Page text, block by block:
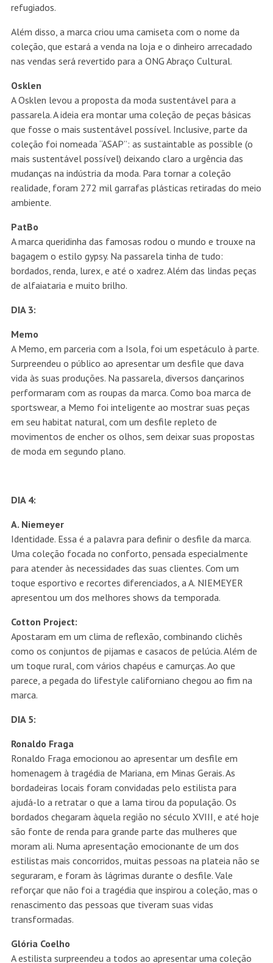
refugiados.
Além disso, a marca criou uma camiseta com o nome da
coleção, que estará a venda na loja e o dinheiro arrecadado
nas vendas será revertido para a ONG Abraço Cultural.
Osklen
A Osklen levou a proposta da moda sustentável para a
passarela. A ideia era montar uma coleção de peças básicas
que fosse o mais sustentável possível. Inclusive, parte da
coleção foi nomeada “ASAP”: as sustaintable as possible (o
mais sustentável possível) deixando claro a urgência das
mudanças na indústria da moda. Para tornar a coleção
realidade, foram 272 mil garrafas plásticas retiradas do meio
ambiente.
PatBo
A marca queridinha das famosas rodou o mundo e trouxe na
bagagem o estilo gypsy. Na passarela tinha de tudo:
bordados, renda, lurex, e até o xadrez. Além das lindas peças
de alfaiataria e muito brilho.
DIA 3:
Memo
A Memo, em parceria com a Isola, foi um espetáculo à parte.
Surpreendeu o público ao apresentar um desfile que dava
vida às suas produções. Na passarela, diversos dançarinos
performaram com as roupas da marca. Como boa marca de
sportswear, a Memo foi inteligente ao mostrar suas peças
em seu habitat natural, com um desfile repleto de
movimentos de encher os olhos, sem deixar suas propostas
de moda em segundo plano.
DIA 4:
A. Niemeyer
Identidade. Essa é a palavra para definir o desfile da marca.
Uma coleção focada no conforto, pensada especialmente
para atender às necessidades das suas clientes. Com um
toque esportivo e recortes diferenciados, a A. NIEMEYER
apresentou um dos melhores shows da temporada.
Cotton Project:
Apostaram em um clima de reflexão, combinando clichês
como os conjuntos de pijamas e casacos de pelúcia. Além de
um toque rural, com vários chapéus e camurças. Ao que
parece, a pegada do lifestyle californiano chegou ao fim na
marca.
DIA 5:
Ronaldo Fraga
Ronaldo Fraga emocionou ao apresentar um desfile em
homenagem à tragédia de Mariana, em Minas Gerais. As
bordadeiras locais foram convidadas pelo estilista para
ajudá-lo a retratar o que a lama tirou da população. Os
bordados chegaram àquela região no século XVIII, e até hoje
são fonte de renda para grande parte das mulheres que
moram ali. Numa apresentação emocionante de um dos
estilistas mais concorridos, muitas pessoas na plateia não se
seguraram, e foram às lágrimas durante o desfile. Vale
reforçar que não foi a tragédia que inspirou a coleção, mas o
renascimento das pessoas que tiveram suas vidas
transformadas.
Glória Coelho
A estilista surpreendeu a todos ao apresentar uma coleção